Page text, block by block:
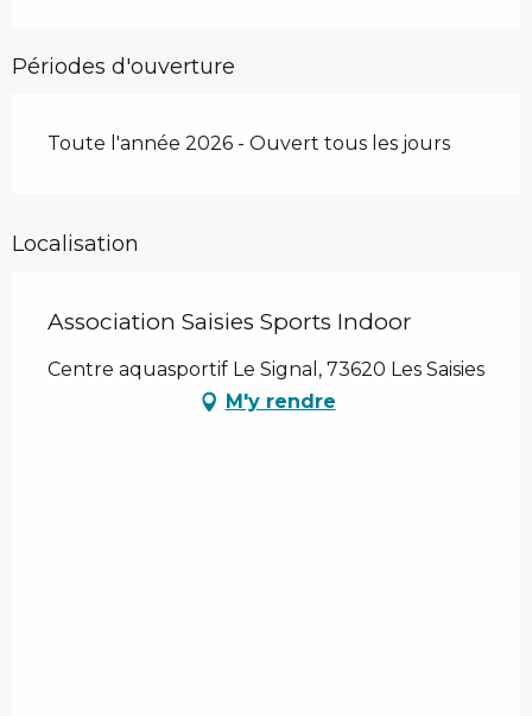
Périodes d'ouverture
Toute l'année 2026 - Ouvert tous les jours
Localisation
Association Saisies Sports Indoor
Centre aquasportif Le Signal, 73620 Les Saisies
M'y rendre